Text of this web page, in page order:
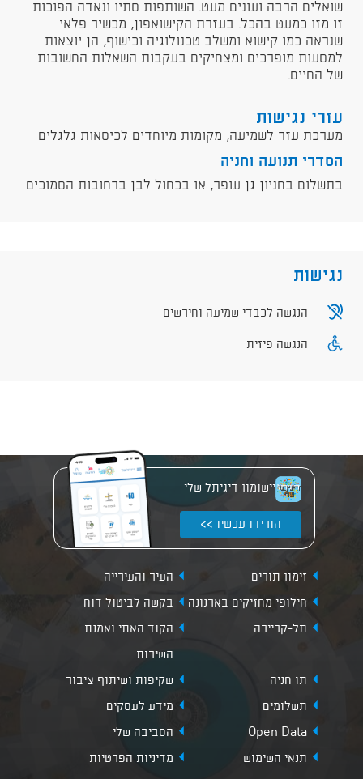
שואלים הרבה ועונים מעט. השותפות סתיו ונאדה הפוכות
זו מזו כמעט בהכל. בעזרת הקישואפון, מכשיר פלאי
שנראה כמו קישוא ומשלב טכנולוגיה וכישוף, הן יוצאות
למסעות מופרכים ומצחיקים בעקבות השאלות החשובות
של החיים.​​
עזרי נגישות
מערכת עזר לשמיעה, מקומות מיוחדים לכיסאות גלגלים
הסדרי תנועה וחניה
בתשלום בחניון גן עופר, או בכחול לבן ברחובות הסמוכים
נגישות
הנגשה לכבדי שמיעה וחירשים
הנגשה פיזית
יישומון דיגיתל שלי
הורידו עכשיו >>
זימון תורים
העיר והעירייה
חילופי מחזיקים בארנונה
בקשה לביטול דוח
תל-קריירה
הקוד האתי ואמנת
השירות
תו חניה
שקיפות ושיתוף ציבור
תשלומים
מידע לעסקים
Open Data
הסביבה שלי
תנאי השימוש
מדיניות הפרטיות